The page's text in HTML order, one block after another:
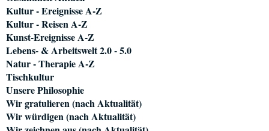
Kultur - Ereignisse A-Z
Kultur - Reisen A-Z
Kunst-Ereignisse A-Z
Lebens- & Arbeitswelt 2.0 - 5.0
Natur - Therapie A-Z
Tischkultur
Unsere Philosophie
Wir gratulieren (nach Aktualität)
Wir würdigen (nach Aktualität)